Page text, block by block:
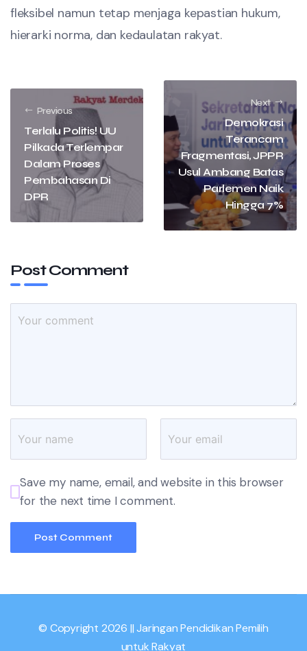
fleksibel namun tetap menjaga kepastian hukum,
hierarki norma, dan kedaulatan rakyat.
Previous
Terlalu Politis! UU
Pilkada Terlempar
Dalam Proses
Pembahasan Di
DPR
Next
Demokrasi
Terancam
Fragmentasi, JPPR
Usul Ambang Batas
Parlemen Naik
Hingga 7%
Post Comment
Save my name, email, and website in this browser
for the next time I comment.
© Copyright 2026 || Jaringan Pendidikan Pemilih
untuk Rakyat